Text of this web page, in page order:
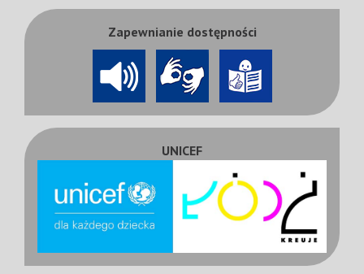
Zapewnianie dostępności
UNICEF